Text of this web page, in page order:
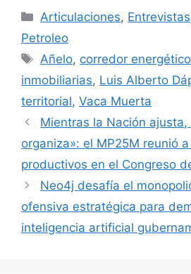
Articulaciones, Entrevistas
Petroleo
Añelo, corredor energético
inmobiliarias, Luis Alberto
territorial, Vaca Muerta
Mientras la Nación ajusta,
organiza»: el MP25M reunió
productivos en el Congreso
Neo4j desafía el
ofensiva estratégica para
inteligencia artificial